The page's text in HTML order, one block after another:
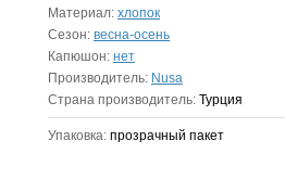
Материал: хлопок
Сезон: весна-осень
Капюшон: нет
Производитель: Nusa
Страна производитель: Турция
Упаковка: прозрачный пакет